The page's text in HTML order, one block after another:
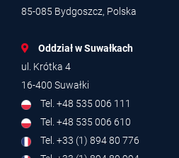
85-085 Bydgoszcz, Polska
Oddział w Suwałkach
ul. Krótka 4
16-400 Suwałki
Tel. +48 535 006 111
Tel. +48 535 006 610
Tel. +33 (1) 894 80 776